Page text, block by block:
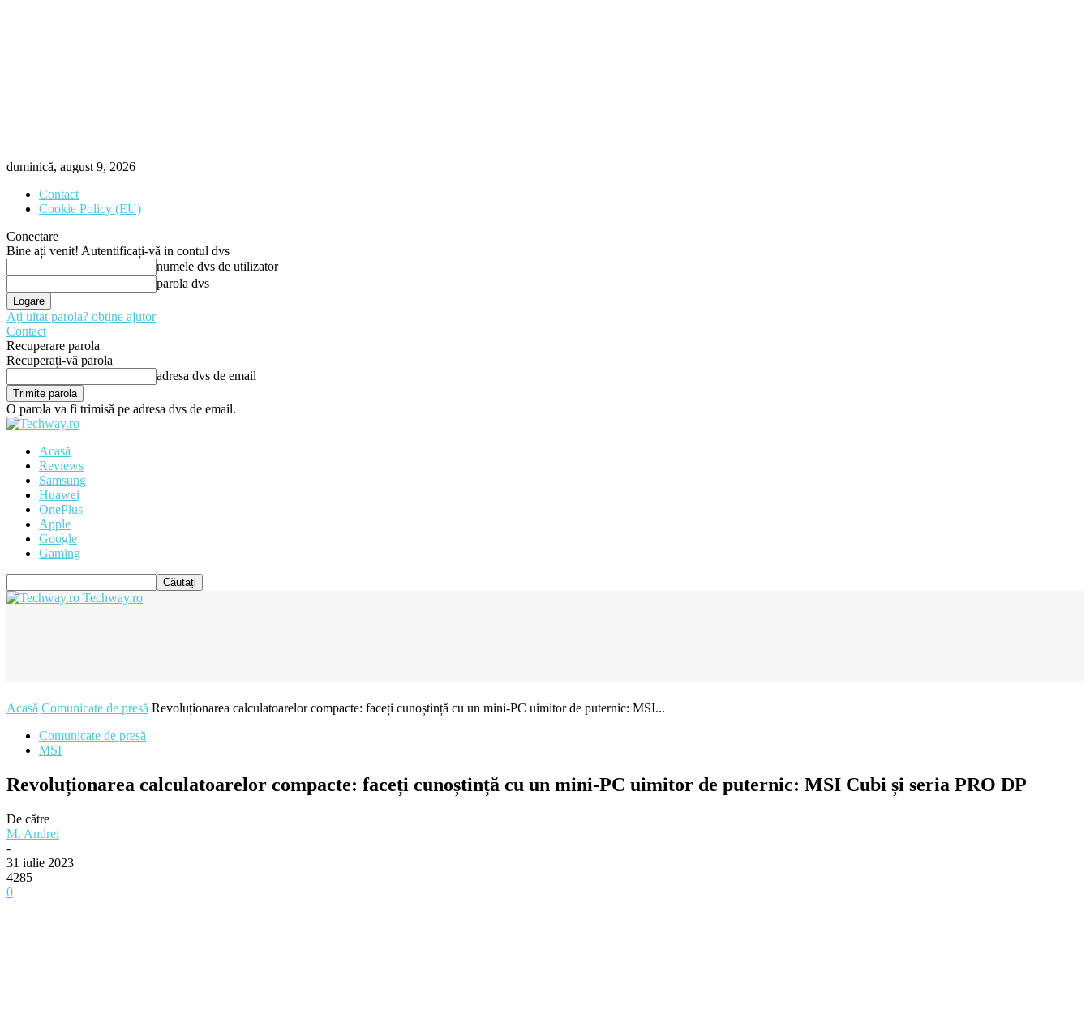
duminică, august 9, 2026
Contact
Cookie Policy (EU)
Conectare
Bine ați venit! Autentificați-vă in contul dvs
numele dvs de utilizator
parola dvs
Ați uitat parola? obține ajutor
Contact
Recuperare parola
Recuperați-vă parola
adresa dvs de email
O parola va fi trimisă pe adresa dvs de email.
Acasă
Reviews
Samsung
Huawei
OnePlus
Apple
Google
Gaming
Techway.ro
Acasă Comunicate de presă Revoluționarea calculatoarelor compacte: faceți cunoștință cu un mini-PC uimitor de puternic: MSI...
Comunicate de presă
MSI
Revoluționarea calculatoarelor compacte: faceți cunoștință cu un mini-PC uimitor de puternic: MSI Cubi și seria PRO DP
De către
M. Andrei
-
31 iulie 2023
4285
0